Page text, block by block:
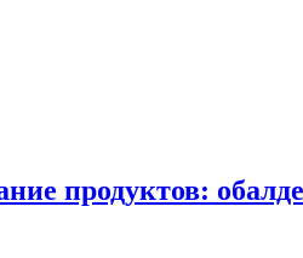
продуктов: